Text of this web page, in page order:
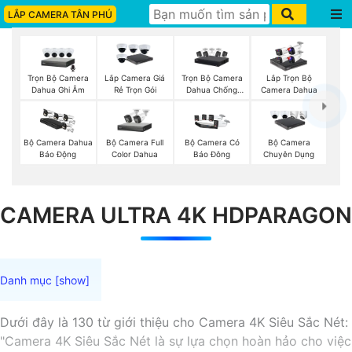
LẮP CAMERA TÂN PHÚ
Trọn Bộ Camera
Dahua Ghi Âm
Lắp Camera Giá
Rẻ Trọn Gói
Trọn Bộ Camera
Dahua Chống
Lắp Trọn Bộ
Camera Dahua
Bộ Camera Dahua
Báo Động
Bộ Camera Full
Color Dahua
Bộ Camera Có
Báo Đông
Bộ Camera
Chuyên Dụng
CAMERA ULTRA 4K HDPARAGON
Dưới đây là 130 từ giới thiệu cho Camera 4K Siêu Sắc Nét:
"Camera 4K Siêu Sắc Nét là sự lựa chọn hoàn hảo cho việc